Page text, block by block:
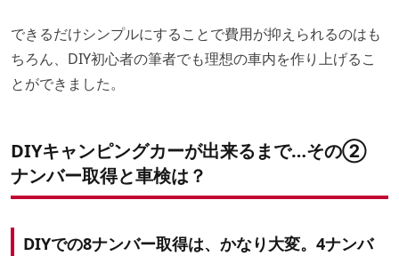
できるだけシンプルにすることで費用が抑えられるのはも
ちろん、DIY初心者の筆者でも理想の車内を作り上げるこ
とができました。
DIYキャンピングカーが出来るまで…その②
ナンバー取得と車検は？
DIYでの8ナンバー取得は、かなり大変。4ナンバ